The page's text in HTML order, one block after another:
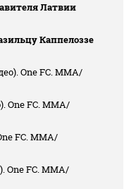
Латвии
Каппелоззе
One FC. MMA/
One FC. MMA/
FC. MMA/
One FC. MMA/